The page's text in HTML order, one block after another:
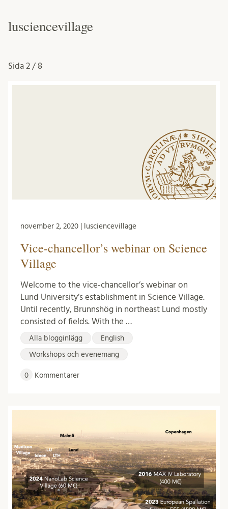
lusciencevillage
Sida 2 / 8
november 2, 2020 | lusciencevillage
Vice-chancellor’s webinar on Science
Village
Welcome to the vice-chancellor’s webinar on
Lund University’s establishment in Science Village.
Until recently, Brunnshög in northeast Lund mostly
consisted of fields. With the …
Alla blogginlägg English
Workshops och evenemang
0 Kommentarer